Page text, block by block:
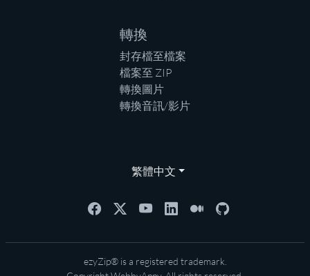
轉換
封存檔至檔案
檔案至 ZIP
轉換圖片
轉換音訊/影片
繁體中文
ezyZip® is a registered trademark.